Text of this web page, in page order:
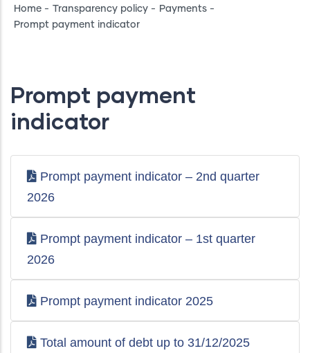
Breadcrumb
Home - Transparency policy - Payments -
Prompt payment indicator
Prompt payment
indicator
Prompt payment indicator – 2nd quarter
2026
Prompt payment indicator – 1st quarter
2026
Prompt payment indicator 2025
Total amount of debt up to 31/12/2025